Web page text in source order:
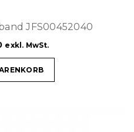
JFS00452040
exkl. MwSt.